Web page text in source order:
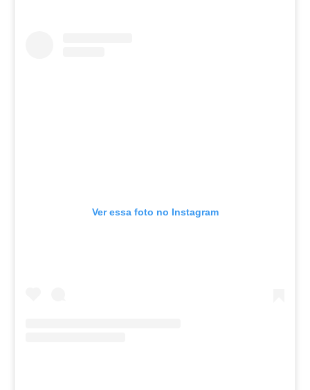
Ver essa foto no Instagram